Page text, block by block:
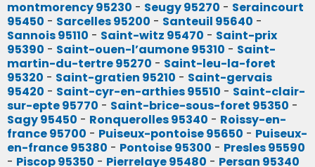
montmorency 95230 - Seugy 95270 - Seraincourt
95450 - Sarcelles 95200 - Santeuil 95640 -
Sannois 95110 - Saint-witz 95470 - Saint-prix
95390 - Saint-ouen-l’aumone 95310 - Saint-
martin-du-tertre 95270 - Saint-leu-la-foret
95320 - Saint-gratien 95210 - Saint-gervais
95420 - Saint-cyr-en-arthies 95510 - Saint-clair-
sur-epte 95770 - Saint-brice-sous-foret 95350 -
Sagy 95450 - Ronquerolles 95340 - Roissy-en-
france 95700 - Puiseux-pontoise 95650 - Puiseux-
en-france 95380 - Pontoise 95300 - Presles 95590
- Piscop 95350 - Pierrelaye 95480 - Persan 95340